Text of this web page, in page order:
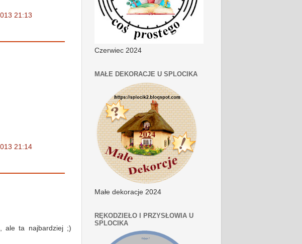
21:13
21:14
ale ta najbardziej ;)
Czerwiec 2024
MAŁE DEKORACJE U SPLOCIKA
Małe dekoracje 2024
RĘKODZIEŁO I PRZYSŁOWIA U
SPLOCIKA